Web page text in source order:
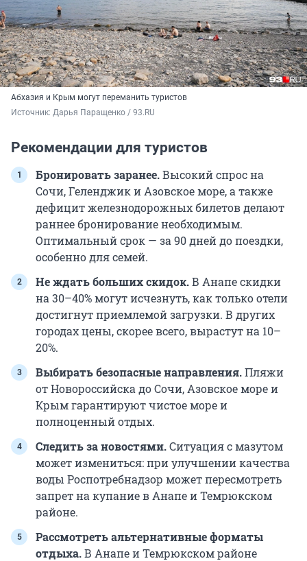
Абхазия и Крым могут переманить туристов
Источник: Дарья Паращенко / 93.RU
Рекомендации для туристов
Бронировать заранее.Высокий спрос на
Сочи, Геленджик и Азовское море, а также
дефицит железнодорожных билетов делают
раннее бронирование необходимым.
Оптимальный срок — за 90 дней до поездки,
особенно для семей.
Не ждать больших скидок.В Анапе скидки
на 30–40% могут исчезнуть, как только отели
достигнут приемлемой загрузки. В других
городах цены, скорее всего, вырастут на 10–
20%.
Выбирать безопасные направления.Пляжи
от Новороссийска до Сочи, Азовское море и
Крым гарантируют чистое море и
полноценный отдых.
Следить за новостями.Ситуация с мазутом
может измениться: при улучшении качества
воды Роспотребнадзор может пересмотреть
запрет на купание в Анапе и Темрюкском
районе.
Рассмотреть альтернативные форматы
отдыха.В Анапе и Темрюкском районе